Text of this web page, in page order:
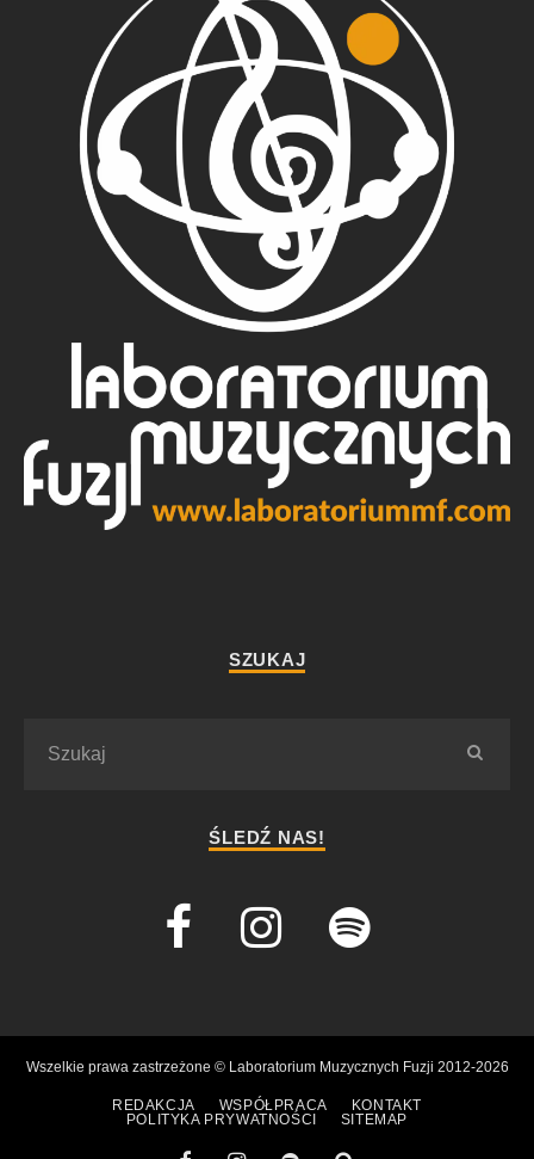
SZUKAJ
ŚLEDŹ NAS!
Wszelkie prawa zastrzeżone © Laboratorium Muzycznych Fuzji 2012-2026
REDAKCJA WSPÓŁPRACA
KONTAKT
POLITYKA PRYWATNOŚCI
SITEMAP